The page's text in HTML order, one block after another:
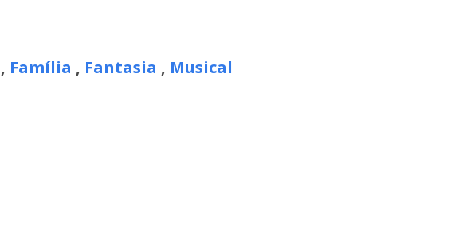
, Família , Fantasia , Musical